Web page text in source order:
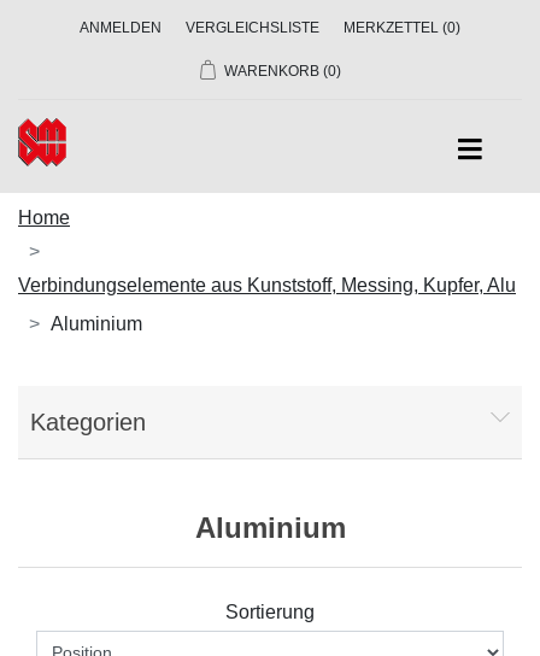
ANMELDEN VERGLEICHSLISTE MERKZETTEL (0)
WARENKORB (0)
Home
Verbindungselemente aus Kunststoff, Messing, Kupfer, Alu
Aluminium
Kategorien
Aluminium
Sortierung